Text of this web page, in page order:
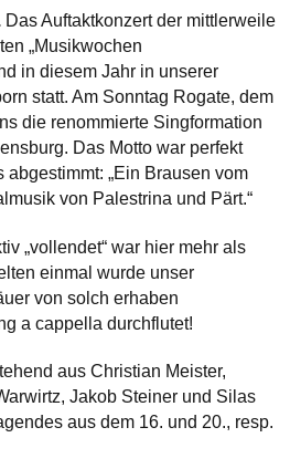
Das Auftaktkonzert der mittlerweile
„Musikwochen
in diesem Jahr in unserer
statt. Am Sonntag Rogate, dem
die renommierte Singformation
Das Motto war perfekt
„Ein Brausen vom
von Palestrina und Pärt.“
„vollendet“ war hier mehr als
einmal wurde unser
von solch erhaben
a cappella durchflutet!
aus Christian Meister,
Jakob Steiner und Silas
aus dem 16. und 20., resp.